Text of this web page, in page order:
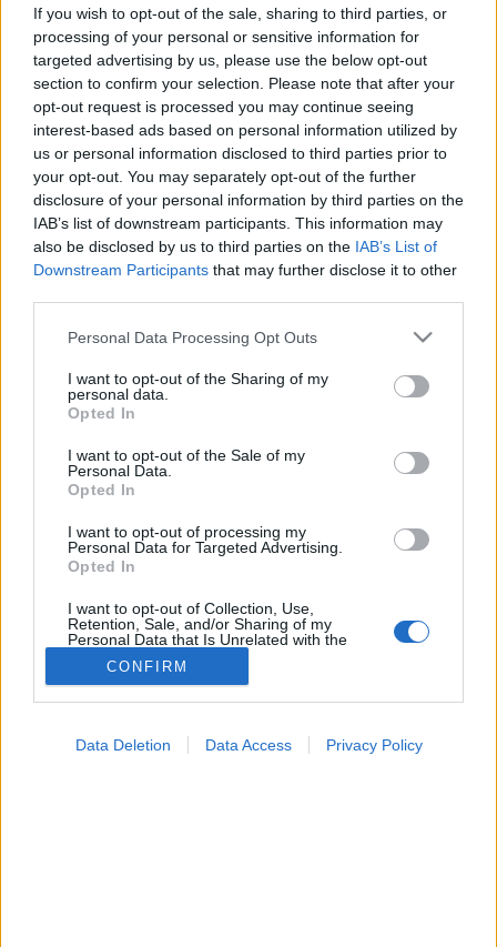
If you wish to opt-out of the sale, sharing to third parties, or
processing of your personal or sensitive information for
targeted advertising by us, please use the below opt-out
section to confirm your selection. Please note that after your
opt-out request is processed you may continue seeing
interest-based ads based on personal information utilized by
us or personal information disclosed to third parties prior to
your opt-out. You may separately opt-out of the further
disclosure of your personal information by third parties on the
IAB’s list of downstream participants. This information may
also be disclosed by us to third parties on the IAB’s List of
Downstream Participants that may further disclose it to other
Please note that this website/app uses one or more Google
not limited to your visit or usage behaviour. You may click to
grant or deny consent to Google and its third-party tags to
use your data for below specified purposes in below Google
consent section.
Personal Data Processing Opt Outs
I want to opt-out of the Sharing of my
personal data.
Opted In
I want to opt-out of the Sale of my
Personal Data.
Opted In
I want to opt-out of processing my
Personal Data for Targeted Advertising.
Opted In
I want to opt-out of Collection, Use,
Retention, Sale, and/or Sharing of my
Personal Data that Is Unrelated with the
Purposes for which it was collected.
Opted Out
CONFIRM
Data Deletion Data Access Privacy Policy
Hírek
2026. június 10. 12:44